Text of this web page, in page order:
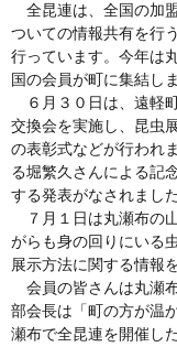
全昆連は、全国の加
ついての情報共有を行
行っています。今年は
国の会員が町に集結し
６月３０日は、遠軽
交換会を実施し、昆虫
の表彰式などが行われ
る堀繁久さんによる記
する発表がなされました
７月１日は丸瀬布の
がらも身の回りにいる
展示方法に関する情報
会員の皆さんは丸瀬
部会長は「町の方が温
瀬布で全昆連を開催し